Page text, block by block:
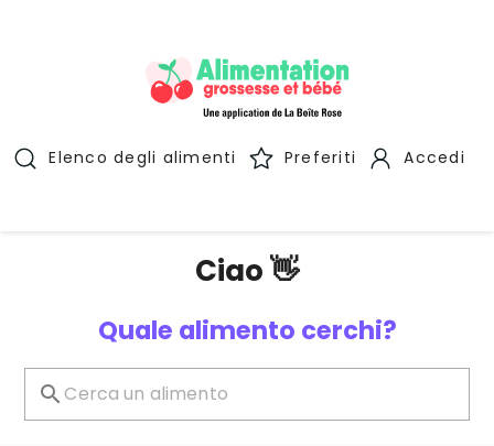
Elenco degli alimenti Preferiti Accedi
Ciao 👋
Quale alimento cerchi?